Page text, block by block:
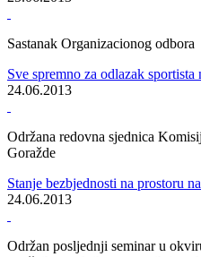
Druženje živih i porodica
ratnih priznanja u BPK Goražde
Da se ne zaboravi herojska
28.06.2013